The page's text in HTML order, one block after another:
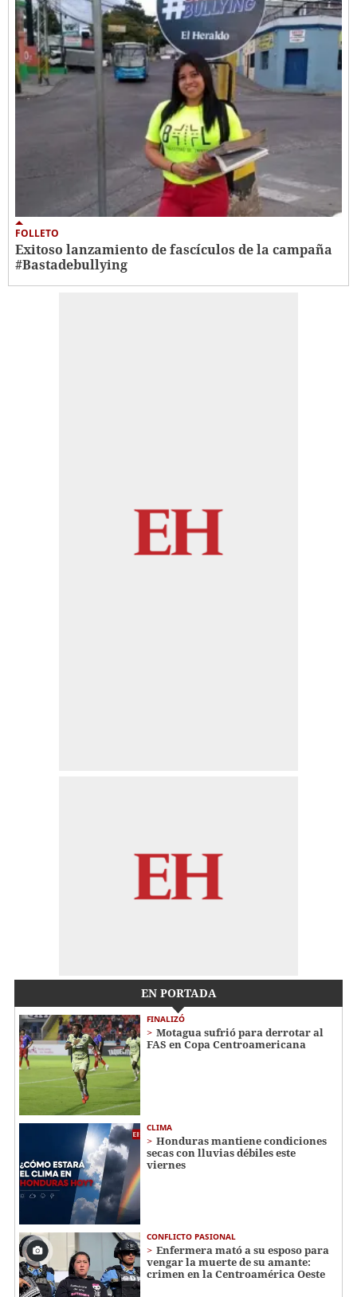
FOLLETO
Exitoso lanzamiento de fascículos de la campaña
#Bastadebullying
EN PORTADA
FINALIZÓ
Motagua sufrió para derrotar al
FAS en Copa Centroamericana
CLIMA
Honduras mantiene condiciones
secas con lluvias débiles este
viernes
CONFLICTO PASIONAL
Enfermera mató a su esposo para
vengar la muerte de su amante:
crimen en la Centroamérica Oeste